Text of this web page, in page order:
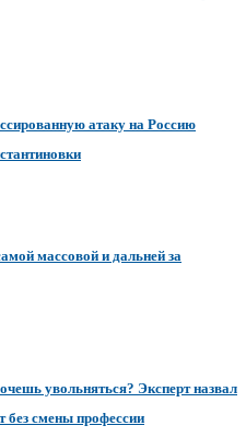
атаку на Россию
массовой и дальней за
увольняться? Эксперт назвал
без смены профессии